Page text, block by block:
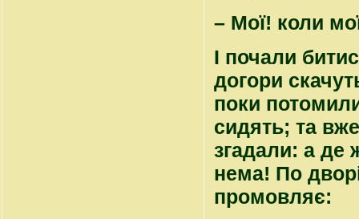
– Мої! коли
І почали
догори
поки
сидять; та
згадали: а де
нема! По
промовляє: